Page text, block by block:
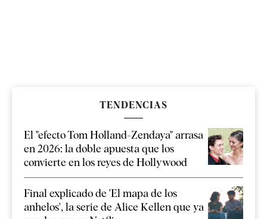
TENDENCIAS
El "efecto Tom Holland-Zendaya" arrasa
en 2026: la doble apuesta que los
convierte en los reyes de Hollywood
Final explicado de 'El mapa de los
anhelos', la serie de Alice Kellen que ya